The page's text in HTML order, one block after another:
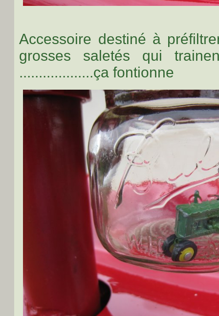
Accessoire destiné à
grosses saletés qui
...................ça fontionne